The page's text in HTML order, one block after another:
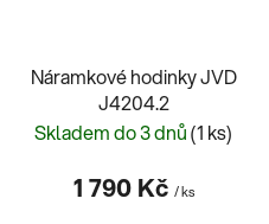
Náramkové hodinky JVD
J4204.2
Skladem do 3 dnů(1 ks)
1 790 Kč / ks